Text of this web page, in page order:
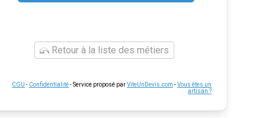
Retour à la liste des métiers
CGU - Confidentialité- Service proposé parViteUnDevis.com -Vous êtes un
artisan ?